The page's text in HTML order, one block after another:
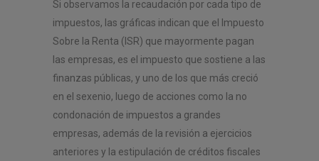
Si observamos la recaudación por cada tipo de
impuestos, las gráficas indican que el Impuesto
Sobre la Renta (ISR) que mayormente pagan
las empresas, es el impuesto que sostiene a las
finanzas públicas, y uno de los que más creció
en el sexenio, luego de acciones como la no
condonación de impuestos a grandes
empresas, además de la revisión a ejercicios
anteriores y la estipulación de créditos fiscales